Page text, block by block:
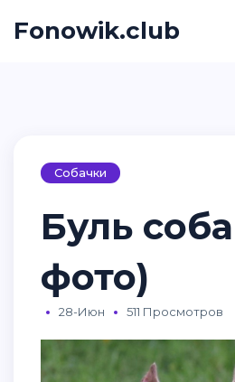
Fonowik.club
Собачки
Буль
фото)
28-Июн 511 Просмотров